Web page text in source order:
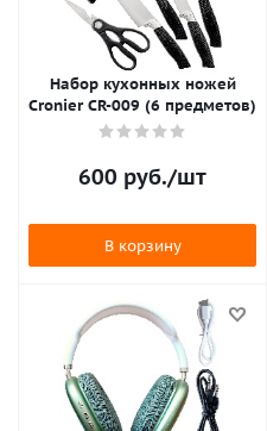
Набор кухонных ножей
Cronier CR-009 (6 предметов)
600 руб./шт
В корзину